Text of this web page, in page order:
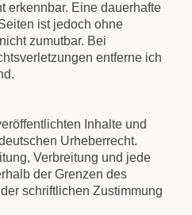
erkennbar. Eine dauerhafte
ist jedoch ohne
zumutbar. Bei
entferne ich
Inhalte und
Urheberrecht.
Verbreitung und jede
der Grenzen des
schriftlichen Zustimmung